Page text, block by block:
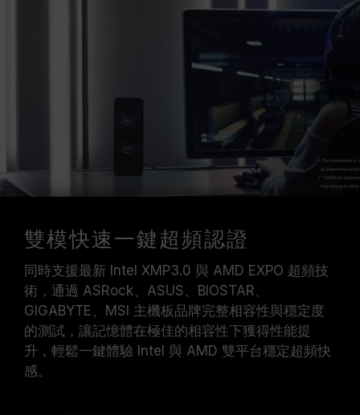
雙模快速一鍵超頻認證
同時支援最新 Intel XMP3.0 與 AMD EXPO 超頻技
術，通過 ASRock、ASUS、BIOSTAR、
GIGABYTE、MSI 主機板品牌完整相容性與穩定度
的測試，讓記憶體在極佳的相容性下獲得性能提
升，輕鬆一鍵體驗 Intel 與 AMD 雙平台穩定超頻快
感。